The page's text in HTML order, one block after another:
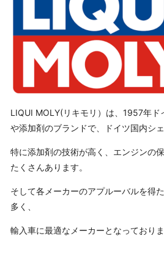
LIQUI MOLY(リキモリ）は、1957年ド
や添加剤のブランドで、ドイツ国内
特に添加剤の技術が高く、エンジンの
たくさんあります。
そして各メーカーのアプルーバルを得
多く、
輸入車に最適なメーカーとなっておりま